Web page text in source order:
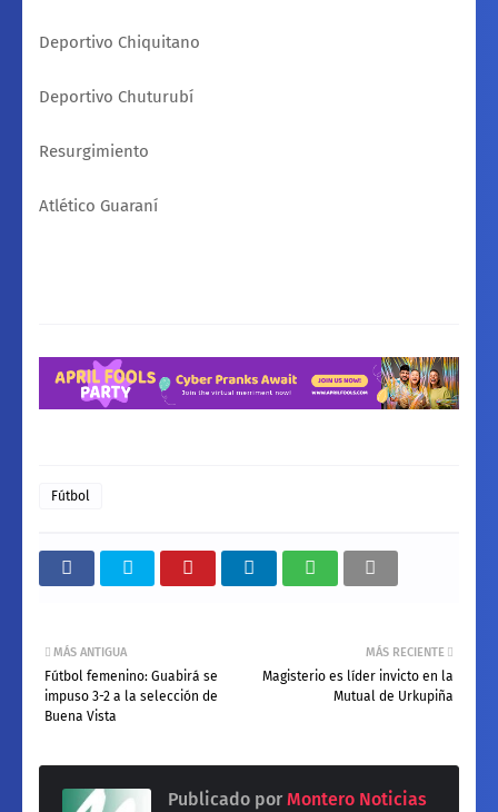
Deportivo Chiquitano
Deportivo Chuturubí
Resurgimiento
Atlético Guaraní
Fútbol
MÁS RECIENTE
Magisterio es líder invicto en la
Mutual de Urkupiña
MÁS ANTIGUA
Fútbol femenino: Guabirá se
impuso 3-2 a la selección de
Buena Vista
Publicado por Montero Noticias